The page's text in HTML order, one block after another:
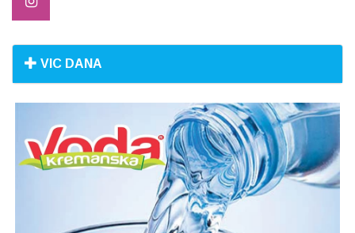
VIC DANA